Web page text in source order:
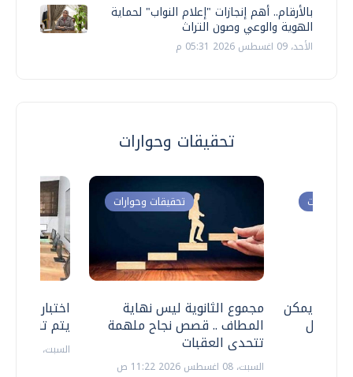
بالأرقام.. أهم إنجازات "إعلام النواب" لحماية
الهوية والوعي وصون التراث
الأحد، 09 اغسطس 2026 05:31 م
تحقيقات وحوارات
اختبارات
يتم
السبت، 18 يوليو 2026 09:22 ص
تحقيقات وحوارات
مجموع الثانوية ليس نهاية
المطاف .. قصص نجاح ملهمة
تتحدى العقبات
السبت، 08 اغسطس 2026 11:22 ص
وحوارات
.. هل يمكن
نتعامل